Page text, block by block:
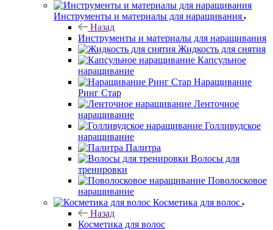
Инструменты и материалы для наращивания
Назад
Инструменты и материалы для наращивания
Жидкость для снятия
Капсульное
наращивание
Наращивание
Ринг Стар
Ленточное
наращивание
Голливудское
наращивание
Палитра
Волосы для
тренировки
Поволосковое
наращивание
Косметика для волос
Назад
Косметика для волос